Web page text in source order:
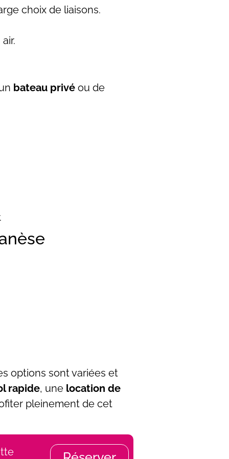
choix de liaisons.
bateau privé ou de
options sont variées et
rapide, une location de
pleinement de cet